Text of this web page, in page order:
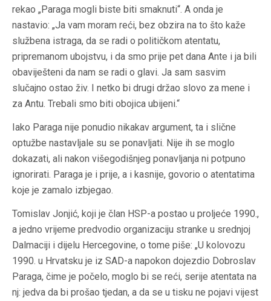
rekao „Paraga mogli biste biti smaknuti“. A onda je
nastavio: „Ja vam moram reći, bez obzira na to što kaže
službena istraga, da se radi o političkom atentatu,
pripremanom ubojstvu, i da smo prije pet dana Ante i ja bili
obaviješteni da nam se radi o glavi. Ja sam sasvim
slučajno ostao živ. I netko bi drugi držao slovo za mene i
za Antu. Trebali smo biti obojica ubijeni.“
Iako Paraga nije ponudio nikakav argument, ta i slične
optužbe nastavljale su se ponavljati. Nije ih se moglo
dokazati, ali nakon višegodišnjeg ponavljanja ni potpuno
ignorirati. Paraga je i prije, a i kasnije, govorio o atentatima
koje je zamalo izbjegao.
Tomislav Jonjić, koji je član HSP-a postao u proljeće 1990.,
a jedno vrijeme predvodio organizaciju stranke u srednjoj
Dalmaciji i dijelu Hercegovine, o tome piše: „U kolovozu
1990. u Hrvatsku je iz SAD-a napokon dojezdio Dobroslav
Paraga, čime je počelo, moglo bi se reći, serije atentata na
nj: jedva da bi prošao tjedan, a da se u tisku ne pojavi vijest